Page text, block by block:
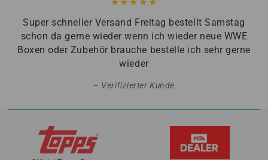
Super schneller Versand Freitag bestellt Samstag
schon da gerne wieder wenn ich wieder neue WWE
Boxen oder Zubehör brauche bestelle ich sehr gerne
wieder
Verifizierter Kunde